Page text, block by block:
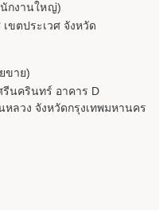
กงานใหญ่)
ขตประเวศ จังหวัด
ขาย)
นครินทร์ อาคาร D
ลวง จังหวัดกรุงเทพมหานคร